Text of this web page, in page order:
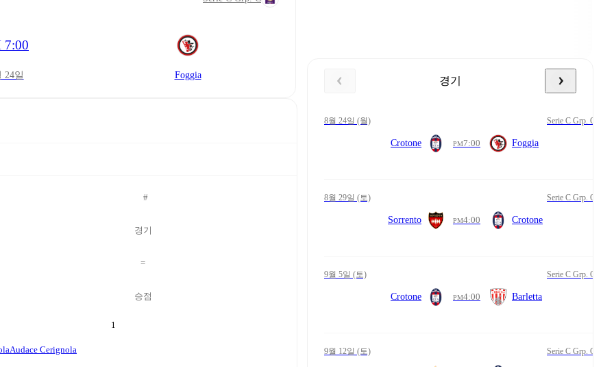
7:00
24일 Foggia
#
경기
=
승점
1
Audace Cerignola
경기
8월 24일 (월) Serie C Grp. C
Crotone PM7:00 Foggia
8월 29일 (토) Serie C Grp. C
Sorrento PM4:00 Crotone
9월 5일 (토) Serie C Grp. C
Crotone PM4:00 Barletta
9월 12일 (토) Serie C Grp. C